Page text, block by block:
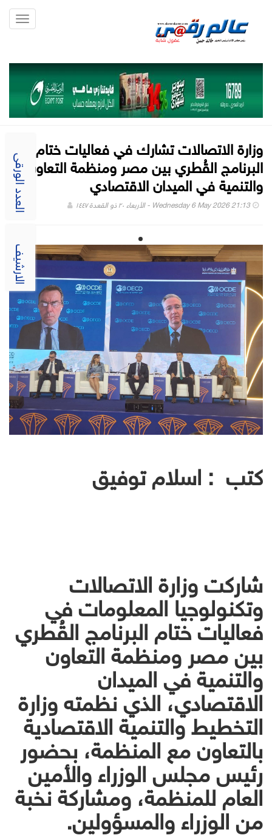
العدد الورقى
الارشيف
وزارة الاتصالات تشارك في فعاليات ختام
البرنامج القُطري بين مصر ومنظمة التعاون
والتنمية في الميدان الاقتصادي
Wednesday 6 May 2026 21:13 - الأربعاء ٢٠ ذو القعدة ١٤٤٧
كتب : اسلام توفيق
شاركت وزارة الاتصالات
وتكنولوجيا المعلومات في
فعاليات ختام البرنامج القُطري
بين مصر ومنظمة التعاون
والتنمية في الميدان
الاقتصادي، الذي نظمته وزارة
التخطيط والتنمية الاقتصادية
بالتعاون مع المنظمة، بحضور
رئيس مجلس الوزراء والأمين
العام للمنظمة، ومشاركة نخبة
من الوزراء والمسؤولين.